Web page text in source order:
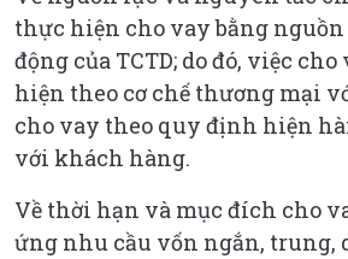
thực hiện cho vay bằng
động của TCTD; do đó, việc
hiện theo cơ chế thương mại
cho vay theo quy định hiện
với khách hàng.
Về thời hạn và mục đích cho
ứng nhu cầu vốn ngắn, trung,